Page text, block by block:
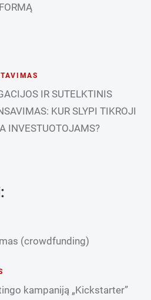
IR SUTELKTINIS
KUR SLYPI TIKROJI
INVESTUOTOJAMS?
(crowdfunding)
kampaniją „Kickstarter”